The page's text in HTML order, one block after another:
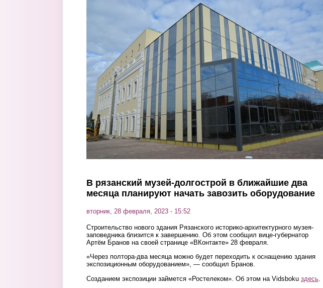
В рязанский музей-долгострой в ближайшие два
месяца планируют начать завозить оборудование
вторник, 28 февраля, 2023 - 15:52
Строительство нового здания Рязанского историко-архитектурного музея-
заповедника близится к завершению. Об этом сообщил вице-губернатор
Артём Бранов на своей странице «ВКонтакте» 28 февраля.
«Через полтора-два месяца можно будет переходить к оснащению здания
экспозиционным оборудованием», — сообщил Бранов.
Созданием экспозиции займется «Ростелеком». Об этом на Vidsboku здесь